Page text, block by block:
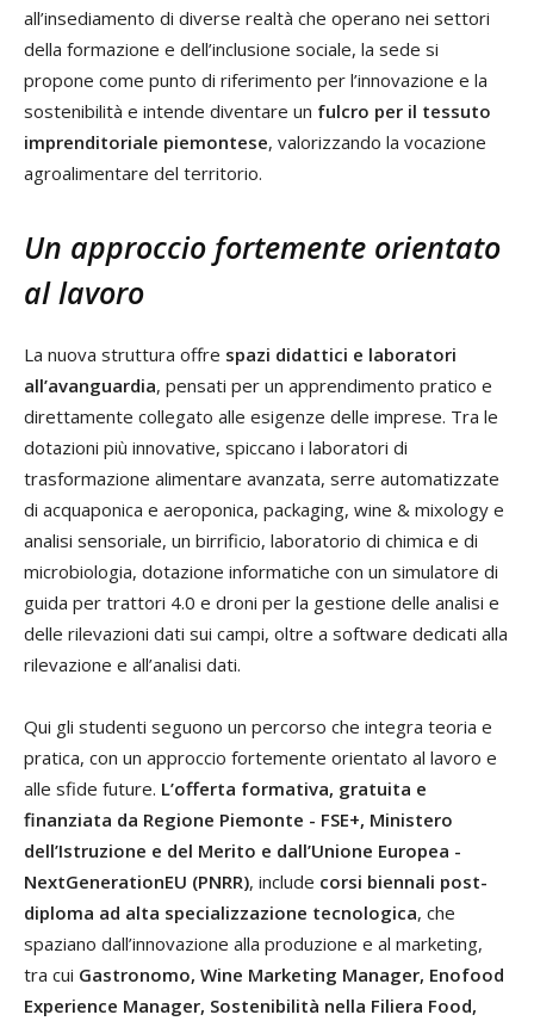
all’insediamento di diverse realtà che operano nei settori
della formazione e dell’inclusione sociale, la sede si
propone come punto di riferimento per l’innovazione e la
sostenibilità e intende diventare un fulcro per il tessuto
imprenditoriale piemontese, valorizzando la vocazione
agroalimentare del territorio.
Un approccio fortemente orientato
al lavoro
La nuova struttura offre spazi didattici e laboratori
all’avanguardia, pensati per un apprendimento pratico e
direttamente collegato alle esigenze delle imprese. Tra le
dotazioni più innovative, spiccano i laboratori di
trasformazione alimentare avanzata, serre automatizzate
di acquaponica e aeroponica, packaging, wine & mixology e
analisi sensoriale, un birrificio, laboratorio di chimica e di
microbiologia, dotazione informatiche con un simulatore di
guida per trattori 4.0 e droni per la gestione delle analisi e
delle rilevazioni dati sui campi, oltre a software dedicati alla
rilevazione e all’analisi dati.
Qui gli studenti seguono un percorso che integra teoria e
pratica, con un approccio fortemente orientato al lavoro e
alle sfide future. L’offerta formativa, gratuita e
finanziata da Regione Piemonte - FSE+, Ministero
dell’Istruzione e del Merito e dall’Unione Europea -
NextGenerationEU (PNRR), include corsi biennali post-
diploma ad alta specializzazione tecnologica, che
spaziano dall’innovazione alla produzione e al marketing,
tra cui Gastronomo, Wine Marketing Manager, Enofood
Experience Manager, Sostenibilità nella Filiera Food,